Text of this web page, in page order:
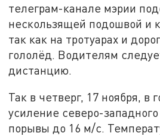
телеграм-канале мэрии
нескользящей подошвой и
так как на тротуарах и
гололёд. Водителям
дистанцию.
Так в четверг, 17 ноября, в
усиление северо-
порывы до 16 м/с.